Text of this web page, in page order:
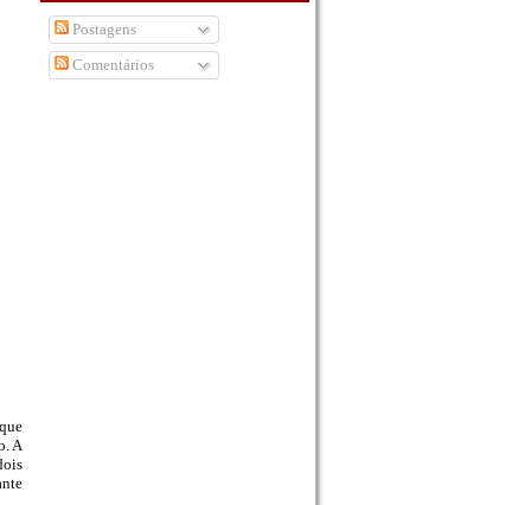
A
Postagens
Comentários